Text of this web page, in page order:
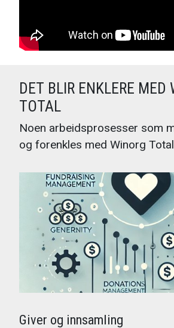
DET BLIR ENKLERE MED
TOTAL
Noen arbeidsprosesser som
og forenkles med Winorg Total
Giver og innsamling